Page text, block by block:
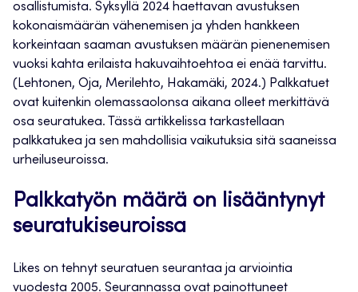
osallistumista. Syksyllä 2024 haettavan avustuksen
kokonaismäärän vähenemisen ja yhden hankkeen
korkeintaan saaman avustuksen määrän pienenemisen
vuoksi kahta erilaista hakuvaihtoehtoa ei enää tarvittu.
(Lehtonen, Oja, Merilehto, Hakamäki, 2024.) Palkkatuet
ovat kuitenkin olemassaolonsa aikana olleet merkittävä
osa seuratukea. Tässä artikkelissa tarkastellaan
palkkatukea ja sen mahdollisia vaikutuksia sitä saaneissa
urheiluseuroissa.
Palkkatyön määrä on lisääntynyt
seuratukiseuroissa
Likes on tehnyt seuratuen seurantaa ja arviointia
vuodesta 2005. Seurannassa ovat painottuneet